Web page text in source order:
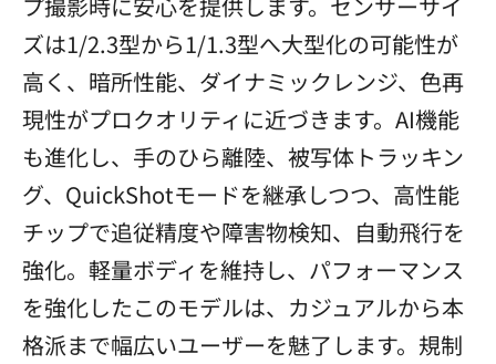
ズは1/2.3型から1/1.3型へ大型化の可能性が
高く、暗所性能、ダイナミックレンジ、色再
現性がプロクオリティに近づきます。AI機能
も進化し、手のひら離陸、被写体トラッキン
グ、QuickShotモードを継承しつつ、高性能
チップで追従精度や障害物検知、自動飛行を
強化。軽量ボディを維持し、パフォーマンス
を強化したこのモデルは、カジュアルから本
格派まで幅広いユーザーを魅了します。規制